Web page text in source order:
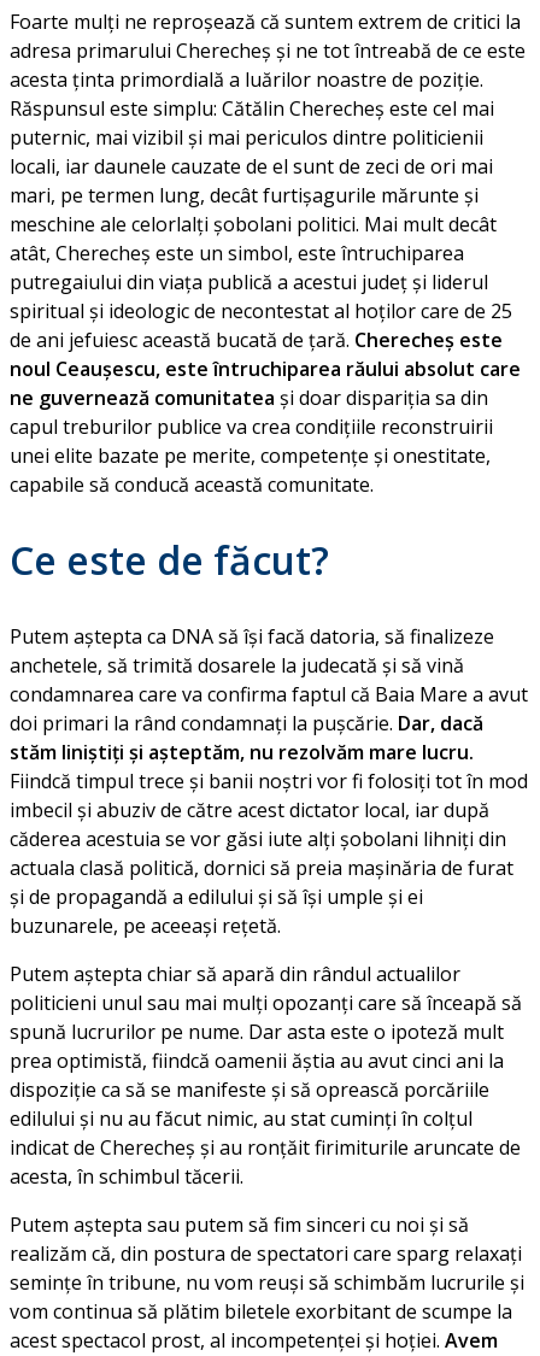
Foarte mulți ne reproșează că suntem extrem de critici la
adresa primarului Cherecheș și ne tot întreabă de ce este
acesta ținta primordială a luărilor noastre de poziție.
Răspunsul este simplu: Cătălin Cherecheș este cel mai
puternic, mai vizibil și mai periculos dintre politicienii
locali, iar daunele cauzate de el sunt de zeci de ori mai
mari, pe termen lung, decât furtișagurile mărunte și
meschine ale celorlalți șobolani politici. Mai mult decât
atât, Cherecheș este un simbol, este întruchiparea
putregaiului din viața publică a acestui județ și liderul
spiritual și ideologic de necontestat al hoților care de 25
de ani jefuiesc această bucată de țară. Cherecheș este
noul Ceaușescu, este întruchiparea răului absolut care
ne guvernează comunitatea și doar dispariția sa din
capul treburilor publice va crea condițiile reconstruirii
unei elite bazate pe merite, competențe și onestitate,
capabile să conducă această comunitate.
Ce este de făcut?
Putem aștepta ca DNA să își facă datoria, să finalizeze
anchetele, să trimită dosarele la judecată și să vină
condamnarea care va confirma faptul că Baia Mare a avut
doi primari la rând condamnați la pușcărie. Dar, dacă
stăm liniștiți și așteptăm, nu rezolvăm mare lucru.
Fiindcă timpul trece și banii noștri vor fi folosiți tot în mod
imbecil și abuziv de către acest dictator local, iar după
căderea acestuia se vor găsi iute alți șobolani lihniți din
actuala clasă politică, dornici să preia mașinăria de furat
și de propagandă a edilului și să își umple și ei
buzunarele, pe aceeași rețetă.
Putem aștepta chiar să apară din rândul actualilor
politicieni unul sau mai mulți opozanți care să înceapă să
spună lucrurilor pe nume. Dar asta este o ipoteză mult
prea optimistă, fiindcă oamenii ăștia au avut cinci ani la
dispoziție ca să se manifeste și să oprească porcăriile
edilului și nu au făcut nimic, au stat cuminți în colțul
indicat de Cherecheș și au ronțăit firimiturile aruncate de
acesta, în schimbul tăcerii.
Putem aștepta sau putem să fim sinceri cu noi și să
realizăm că, din postura de spectatori care sparg relaxați
semințe în tribune, nu vom reuși să schimbăm lucrurile și
vom continua să plătim biletele exorbitant de scumpe la
acest spectacol prost, al incompetenței și hoției. Avem